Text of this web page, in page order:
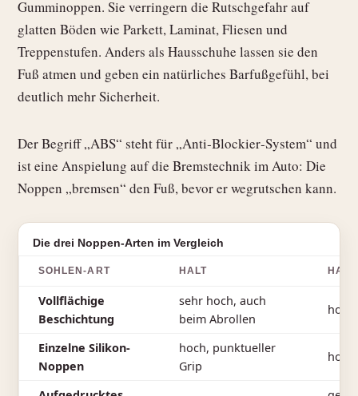
Gumminoppen. Sie verringern die Rutschgefahr auf
glatten Böden wie Parkett, Laminat, Fliesen und
Treppenstufen. Anders als Hausschuhe lassen sie den
Fuß atmen und geben ein natürliches Barfußgefühl, bei
deutlich mehr Sicherheit.
Der Begriff „ABS“ steht für „Anti‑Blockier‑System“ und
ist eine Anspielung auf die Bremstechnik im Auto: Die
Noppen „bremsen“ den Fuß, bevor er wegrutschen kann.
Die drei Noppen-Arten im Vergleich
SOHLEN-ART HALT
Vollflächige
Beschichtung
sehr hoch, auch
beim Abrollen
hoch
Einzelne Silikon-
Noppen
hoch, punktueller
Grip
hoch